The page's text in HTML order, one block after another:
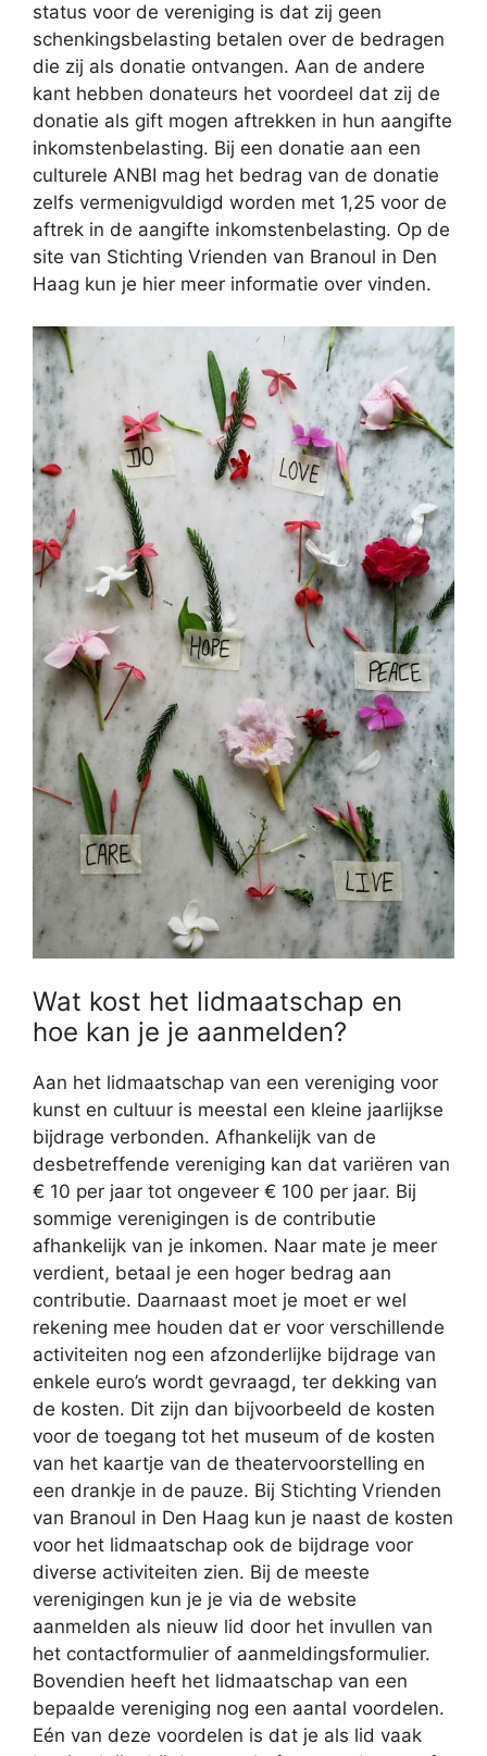
status voor de vereniging is dat zij geen
schenkingsbelasting betalen over de bedragen
die zij als donatie ontvangen. Aan de andere
kant hebben donateurs het voordeel dat zij de
donatie als gift mogen aftrekken in hun aangifte
inkomstenbelasting. Bij een donatie aan een
culturele ANBI mag het bedrag van de donatie
zelfs vermenigvuldigd worden met 1,25 voor de
aftrek in de aangifte inkomstenbelasting. Op de
site van Stichting Vrienden van Branoul in Den
Haag kun je hier meer informatie over vinden.
Wat kost het lidmaatschap en
hoe kan je je aanmelden?
Aan het lidmaatschap van een vereniging voor
kunst en cultuur is meestal een kleine jaarlijkse
bijdrage verbonden. Afhankelijk van de
desbetreffende vereniging kan dat variëren van
€ 10 per jaar tot ongeveer € 100 per jaar. Bij
sommige verenigingen is de contributie
afhankelijk van je inkomen. Naar mate je meer
verdient, betaal je een hoger bedrag aan
contributie. Daarnaast moet je moet er wel
rekening mee houden dat er voor verschillende
activiteiten nog een afzonderlijke bijdrage van
enkele euro’s wordt gevraagd, ter dekking van
de kosten. Dit zijn dan bijvoorbeeld de kosten
voor de toegang tot het museum of de kosten
van het kaartje van de theatervoorstelling en
een drankje in de pauze. Bij Stichting Vrienden
van Branoul in Den Haag kun je naast de kosten
voor het lidmaatschap ook de bijdrage voor
diverse activiteiten zien. Bij de meeste
verenigingen kun je je via de website
aanmelden als nieuw lid door het invullen van
het contactformulier of aanmeldingsformulier.
Bovendien heeft het lidmaatschap van een
bepaalde vereniging nog een aantal voordelen.
Eén van deze voordelen is dat je als lid vaak